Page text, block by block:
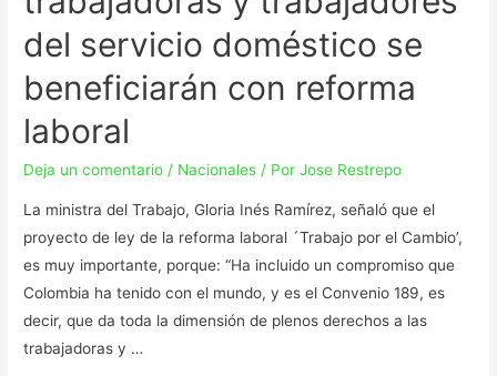
del servicio doméstico se
beneficiarán con reforma
laboral
Deja un comentario / Nacionales / PorJose Restrepo
La ministra del Trabajo, Gloria Inés Ramírez, señaló que el
proyecto de ley de la reforma laboral ´Trabajo por el Cambio’,
es muy importante, porque: “Ha incluido un compromiso que
Colombia ha tenido con el mundo, y es el Convenio 189, es
decir, que da toda la dimensión de plenos derechos a las
trabajadoras y …